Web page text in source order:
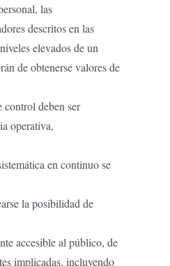
las
descritos en las
elevados de un
de obtenerse valores de
control deben ser
operativa,
en continuo se
la posibilidad de
accesible al público, de
implicadas, incluyendo